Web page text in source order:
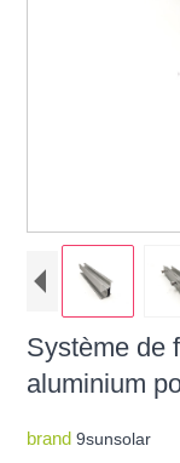
Système de
aluminium
brand9sunsolar